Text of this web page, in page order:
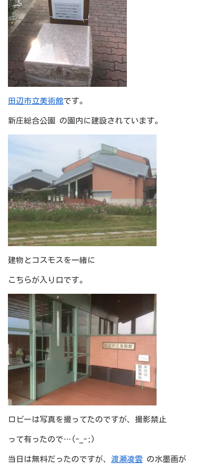
田辺市立美術館です。
新庄総合公園 の園内に建設されています。
建物とコスモスを一緒に
こちらが入り口です。
ロビーは写真を撮ってたのですが、撮影禁止
って有ったので…(-_-;)
当日は無料だったのですが、 渡瀬凌雲 の水墨画が